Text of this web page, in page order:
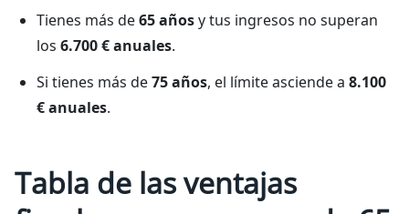
Tienes más de65 añosy tus ingresos no superan
los 6.700 € anuales.
Si tienes más de75 años, el límite asciende a 8.100
€ anuales.
Tabla de las ventajas